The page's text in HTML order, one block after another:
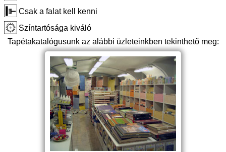
Csak a falat kell kenni
Színtartósága kiváló
Tapétakatalógusunk az alábbi üzleteinkben tekinthető meg: